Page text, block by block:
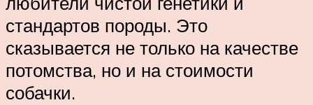
стандартов породы. Это
сказывается не только на качестве
потомства, но и на стоимости
собачки.